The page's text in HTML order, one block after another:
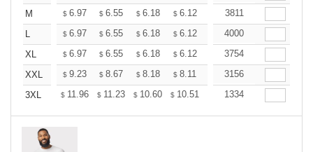
M
$ 6.97 $ 6.55 $ 6.18 $ 6.12 6.02
3811
L
$ 6.97 $ 6.55 $ 6.18 $ 6.12 6.02
4000
XL
$ 6.97 $ 6.55 $ 6.18 $ 6.12 6.02
3754
XXL
$ 9.23 $ 8.67 $ 8.18 $ 8.11 7.97
3156
3XL
$ 11.96 $ 11.23 $ 10.60 $ 10.51 10.33
1334